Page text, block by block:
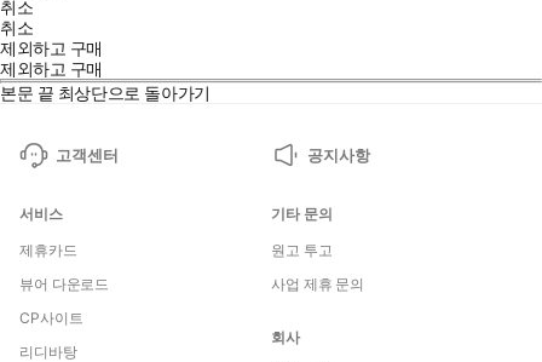
취소
취소
제외하고 구매
제외하고 구매
본문 끝 최상단으로 돌아가기
고객센터 공지사항
서비스
제휴카드
뷰어 다운로드
CP사이트
리디바탕
기타 문의
원고 투고
사업 제휴 문의
회사